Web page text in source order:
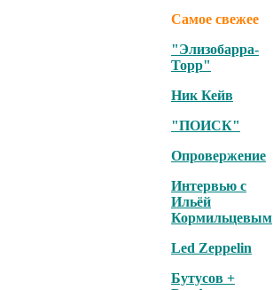
Самое свежее
"Элизобарра-
Торр"
Ник Кейв
"ПОИСК"
Опровержение
Интервью с
Ильёй
Кормильцевым
Led Zeppelin
Бутусов +